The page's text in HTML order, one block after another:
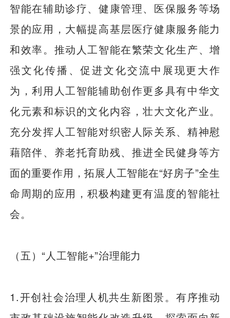
智能在辅助诊疗、健康管理、医保服务等场
景的应用，大幅提高基层医疗健康服务能力
和效率。推动人工智能在繁荣文化生产、增
强文化传播、促进文化交流中展现更大作
为，利用人工智能辅助创作更多具有中华文
化元素和标识的文化内容，壮大文化产业。
充分发挥人工智能对织密人际关系、精神慰
藉陪伴、养老托育助残、推进全民健身等方
面的重要作用，拓展人工智能在“好房子”全生
命周期的应用，积极构建更有温度的智能社
会。
（五）“人工智能+”治理能力
1.开创社会治理人机共生新图景。有序推动